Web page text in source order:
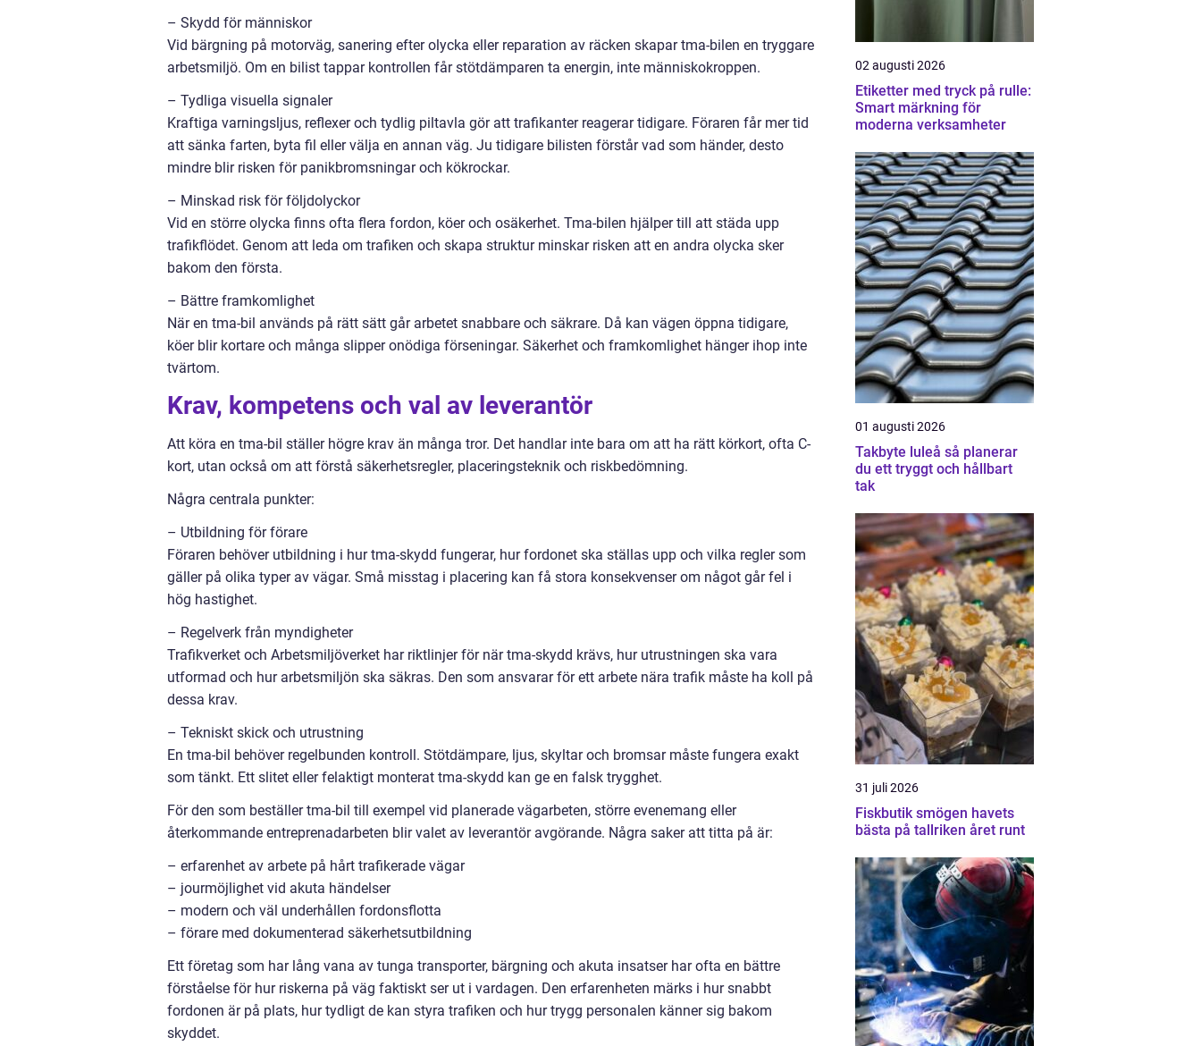
– Skydd för människor
Vid bärgning på motorväg, sanering efter olycka eller reparation av räcken skapar tma-bilen en tryggare
arbetsmiljö. Om en bilist tappar kontrollen får stötdämparen ta energin, inte människokroppen.
– Tydliga visuella signaler
Kraftiga varningsljus, reflexer och tydlig piltavla gör att trafikanter reagerar tidigare. Föraren får mer tid
att sänka farten, byta fil eller välja en annan väg. Ju tidigare bilisten förstår vad som händer, desto
mindre blir risken för panikbromsningar och kökrockar.
– Minskad risk för följdolyckor
Vid en större olycka finns ofta flera fordon, köer och osäkerhet. Tma-bilen hjälper till att städa upp
trafikflödet. Genom att leda om trafiken och skapa struktur minskar risken att en andra olycka sker
bakom den första.
– Bättre framkomlighet
När en tma-bil används på rätt sätt går arbetet snabbare och säkrare. Då kan vägen öppna tidigare,
köer blir kortare och många slipper onödiga förseningar. Säkerhet och framkomlighet hänger ihop inte
tvärtom.
Krav, kompetens och val av leverantör
Att köra en tma-bil ställer högre krav än många tror. Det handlar inte bara om att ha rätt körkort, ofta C-
kort, utan också om att förstå säkerhetsregler, placeringsteknik och riskbedömning.
Några centrala punkter:
– Utbildning för förare
Föraren behöver utbildning i hur tma-skydd fungerar, hur fordonet ska ställas upp och vilka regler som
gäller på olika typer av vägar. Små misstag i placering kan få stora konsekvenser om något går fel i
hög hastighet.
– Regelverk från myndigheter
Trafikverket och Arbetsmiljöverket har riktlinjer för när tma-skydd krävs, hur utrustningen ska vara
utformad och hur arbetsmiljön ska säkras. Den som ansvarar för ett arbete nära trafik måste ha koll på
dessa krav.
– Tekniskt skick och utrustning
En tma-bil behöver regelbunden kontroll. Stötdämpare, ljus, skyltar och bromsar måste fungera exakt
som tänkt. Ett slitet eller felaktigt monterat tma-skydd kan ge en falsk trygghet.
För den som beställer tma-bil till exempel vid planerade vägarbeten, större evenemang eller
återkommande entreprenadarbeten blir valet av leverantör avgörande. Några saker att titta på är:
– erfarenhet av arbete på hårt trafikerade vägar
– jourmöjlighet vid akuta händelser
– modern och väl underhållen fordonsflotta
– förare med dokumenterad säkerhetsutbildning
Ett företag som har lång vana av tunga transporter, bärgning och akuta insatser har ofta en bättre
förståelse för hur riskerna på väg faktiskt ser ut i vardagen. Den erfarenheten märks i hur snabbt
fordonen är på plats, hur tydligt de kan styra trafiken och hur trygg personalen känner sig bakom
skyddet.
02 augusti 2026
Etiketter med tryck på rulle:
Smart märkning för
moderna verksamheter
01 augusti 2026
Takbyte luleå så planerar
du ett tryggt och hållbart
tak
31 juli 2026
Fiskbutik smögen havets
bästa på tallriken året runt